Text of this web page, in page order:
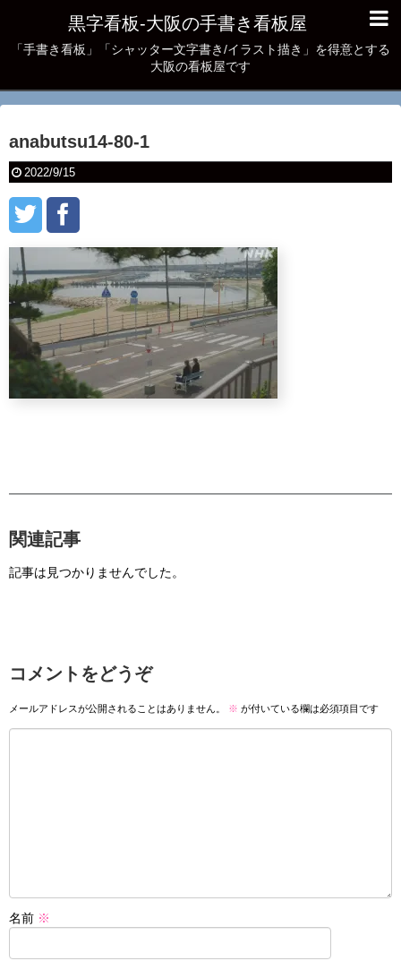
黒字看板‐大阪の手書き看板屋
「手書き看板」「シャッター文字書き/イラスト描き」を得意とする
大阪の看板屋です
anabutsu14-80-1
2022/9/15
関連記事
記事は見つかりませんでした。
コメントをどうぞ
メールアドレスが公開されることはありません。 ※ が付いている欄は必須項目です
名前 ※